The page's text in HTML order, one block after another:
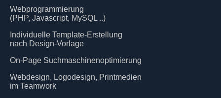
Webprogrammierung
(PHP, Javascript, MySQL ..)
Individuelle Template-Erstellung
nach Design-Vorlage
On-Page Suchmaschinenoptimierung
Webdesign, Logodesign, Printmedien
im Teamwork